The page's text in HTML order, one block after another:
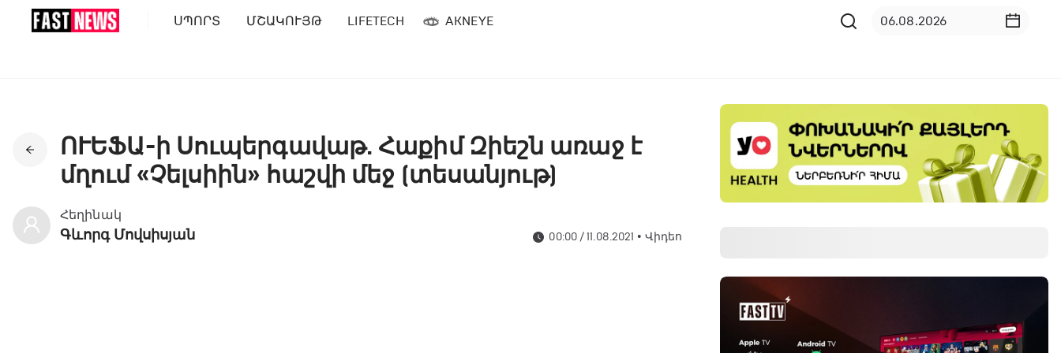
ՍՊՈՐՏ ՄՇԱԿՈՒՅԹ LIFETECH AKNEYE
ՈՒԵՖԱ-ի Սուպերգավաթ. Հաքիմ Զիեշն առաջ է
մղում «Չելսիին» հաշվի մեջ (տեսանյութ)
Հեղինակ
Գևորգ Մովսիսյան 00:00 / 11.08.2021 • Վիդեո